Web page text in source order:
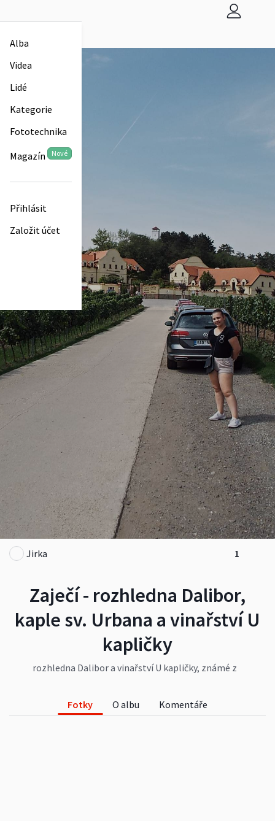
Alba
Videa
Lidé
Kategorie
Fototechnika
Magazín Nové
Přihlásit
Založit účet
Zaječí - rozhledna Dalibor,
kaple sv. Urbana a vinařství U
kapličky
rozhledna Dalibor a vinařství U kapličky, známé z
Jirka 1
Fotky O albu Komentáře